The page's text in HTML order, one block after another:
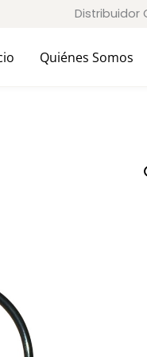
Distribuidor
Quiénes Somos